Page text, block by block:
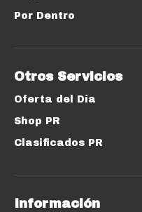
Por Dentro
Otros Servicios
Oferta del Día
Shop PR
Clasificados PR
Información